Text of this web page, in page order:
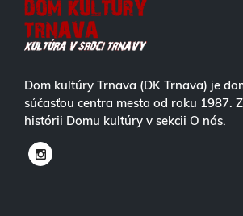
Dom kultúry Trnava (DK Trnava) je
súčasťou centra mesta od roku 1987.
histórii Domu kultúry v sekcii O nás.